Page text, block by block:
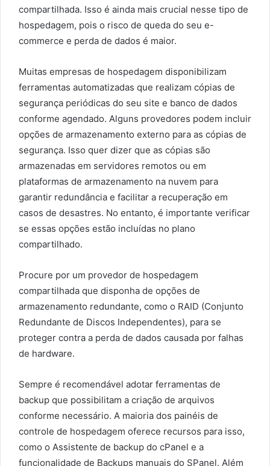
compartilhada. Isso é ainda mais crucial nesse tipo de
hospedagem, pois o risco de queda do seu e-
commerce e perda de dados é maior.
Muitas empresas de hospedagem disponibilizam
ferramentas automatizadas que realizam cópias de
segurança periódicas do seu site e banco de dados
conforme agendado. Alguns provedores podem incluir
opções de armazenamento externo para as cópias de
segurança. Isso quer dizer que as cópias são
armazenadas em servidores remotos ou em
plataformas de armazenamento na nuvem para
garantir redundância e facilitar a recuperação em
casos de desastres. No entanto, é importante verificar
se essas opções estão incluídas no plano
compartilhado.
Procure por um provedor de hospedagem
compartilhada que disponha de opções de
armazenamento redundante, como o RAID (Conjunto
Redundante de Discos Independentes), para se
proteger contra a perda de dados causada por falhas
de hardware.
Sempre é recomendável adotar ferramentas de
backup que possibilitam a criação de arquivos
conforme necessário. A maioria dos painéis de
controle de hospedagem oferece recursos para isso,
como o Assistente de backup do cPanel e a
funcionalidade de Backups manuais do SPanel. Além